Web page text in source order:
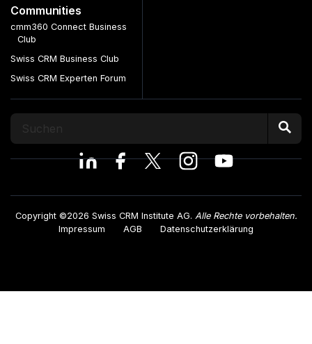
Communities
cmm360 Connect Business
Club
Swiss CRM Business Club
Swiss CRM Experten Forum
Copyright ©2026 Swiss CRM Institute AG. Alle Rechte vorbehalten.
Impressum
AGB Datenschutzerklärung